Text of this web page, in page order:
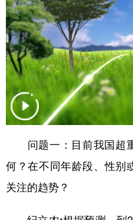
陕西 甘肃
新疆 内蒙古
多语种频道
English Español
问题一：目前我国超
何？在不同年龄段、性别
关注的趋势？